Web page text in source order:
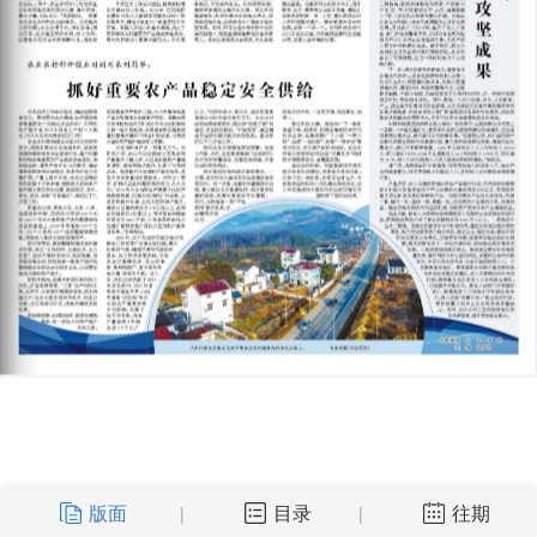
版面 | 目录 | 往期